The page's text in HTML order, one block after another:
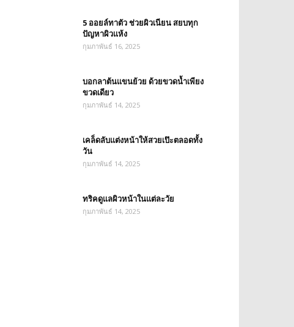
5 ออยล์ทาตัว ช่วยผิวเนียน สยบทุก
ปัญหาผิวแห้ง
กุมภาพันธ์ 16, 2025
บอกลาต้นแขนย้วย ด้วยขวดน้ำเพียง
ขวดเดียว
กุมภาพันธ์ 14, 2025
เคล็ดลับแต่งหน้าให้สวยเป๊ะตลอดทั้ง
วัน
กุมภาพันธ์ 14, 2025
ทริคดูแลผิวหน้าในแต่ละวัย
กุมภาพันธ์ 14, 2025